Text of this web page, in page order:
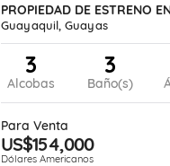
PROPIEDAD DE ESTRENO
Guayaquil, Guayas
3
Alcobas
3
Baño(s)
Para Venta
US$154,000
Dólares Americanos